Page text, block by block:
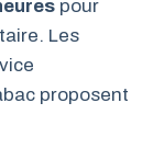
pour
Les
proposent